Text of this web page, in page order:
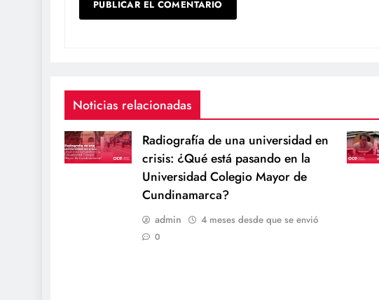
Noticias relacionadas
Radiografía de una universidad en
crisis: ¿Qué está pasando en la
Universidad Colegio Mayor de
Cundinamarca?
admin 4 meses desde que se envió
0